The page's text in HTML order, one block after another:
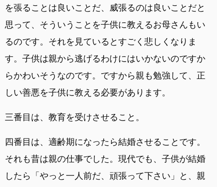
を張ることは良いことだ、威張るのは良いことだと
思って、そういうことを子供に教えるお母さんもい
るのです。それを見ているとすごく悲しくなりま
す。子供は親から逃げるわけにはいかないのですか
らかわいそうなのです。ですから親も勉強して、正
しい善悪を子供に教える必要があります。
三番目は、教育を受けさせること。
四番目は、適齢期になったら結婚させることです。
それも昔は親の仕事でした。現代でも、子供が結婚
したら「やっと一人前だ、頑張って下さい」と、親